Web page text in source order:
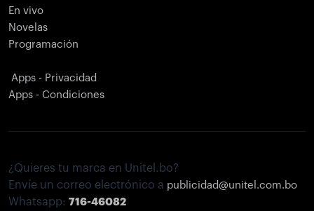
En vivo
Novelas
Programación
Apps - Privacidad
Apps - Condiciones
¿Quieres tu marca en Unitel.bo?
Envíe un correo electrónico a publicidad@unitel.com.bo
Whatsapp: 716-46082